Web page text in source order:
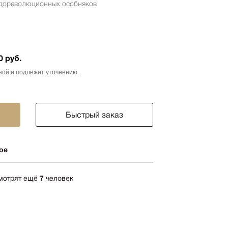
стиль
особняков
руб.
и подлежит уточнению.
Быстрый заказ
ещё 7 человек